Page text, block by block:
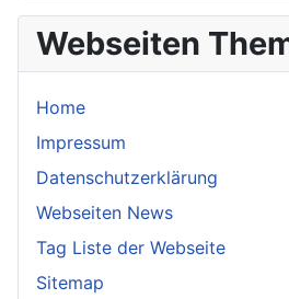
Webseiten
Home
Impressum
Datenschutzerklärung
Webseiten News
Tag Liste der Webseite
Sitemap